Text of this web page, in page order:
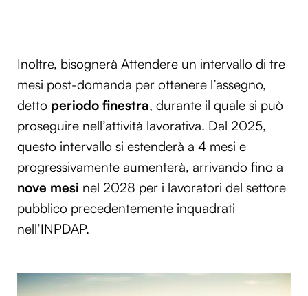
Inoltre, bisognerà Attendere un intervallo di tre
mesi post-domanda per ottenere l’assegno,
detto periodo finestra, durante il quale si può
proseguire nell’attività lavorativa. Dal 2025,
questo intervallo si estenderà a 4 mesi e
progressivamente aumenterà, arrivando fino a
nove mesi nel 2028 per i lavoratori del settore
pubblico precedentemente inquadrati
nell’INPDAP.